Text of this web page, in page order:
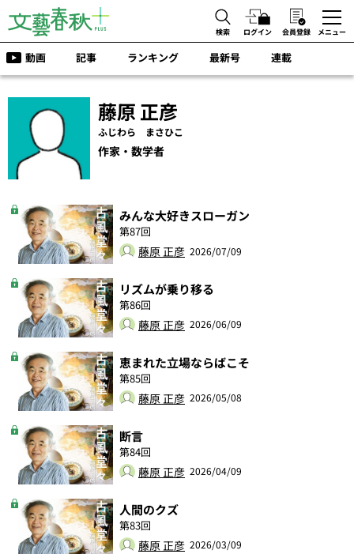
検索 ログイン 会員登録 メニュー
動画 記事 ランキング 最新号 連載
藤原 正彦
ふじわら まさひこ
作家・数学者
みんな大好きスローガン
第87回
藤原 正彦 2026/07/09
リズムが乗り移る
第86回
藤原 正彦 2026/06/09
恵まれた立場ならばこそ
第85回
藤原 正彦 2026/05/08
断言
第84回
藤原 正彦 2026/04/09
人間のクズ
第83回
藤原 正彦 2026/03/09